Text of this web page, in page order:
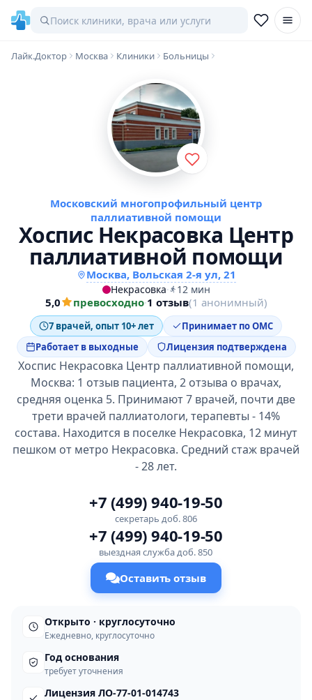
Лайк.Доктор Москва Клиники Больницы
Московский многопрофильный центр
паллиативной помощи
Хоспис Некрасовка Центр
паллиативной помощи
Москва, Вольская 2-я ул, 21
Некрасовка· 12 мин
5,0 превосходно·1 отзыв(1 анонимный)
7 врачей, опыт 10+ лет
Принимает по ОМС
Работает в выходные
Лицензия подтверждена
Хоспис Некрасовка Центр паллиативной помощи,
Москва: 1 отзыв пациента, 2 отзыва о врачах,
средняя оценка 5. Принимают 7 врачей, почти две
трети врачей паллиатологи, терапевты - 14%
состава. Находится в поселке Некрасовка, 12 минут
пешком от метро Некрасовка. Средний стаж врачей
- 28 лет.
+7 (499) 940-19-50
секретарь доб. 806
+7 (499) 940-19-50
выездная служба доб. 850
Оставить отзыв
Открыто · круглосуточно
Ежедневно, круглосуточно
Год основания
требует уточнения
Лицензия ЛО-77-01-014743